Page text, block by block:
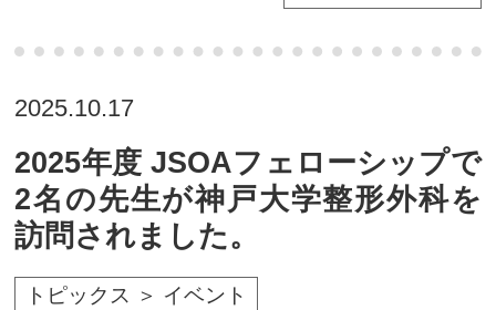
2025.10.17
2025年度 JSOAフェローシップで
2名の先生が神戸大学整形外科を
訪問されました。
トピックス ＞ イベント